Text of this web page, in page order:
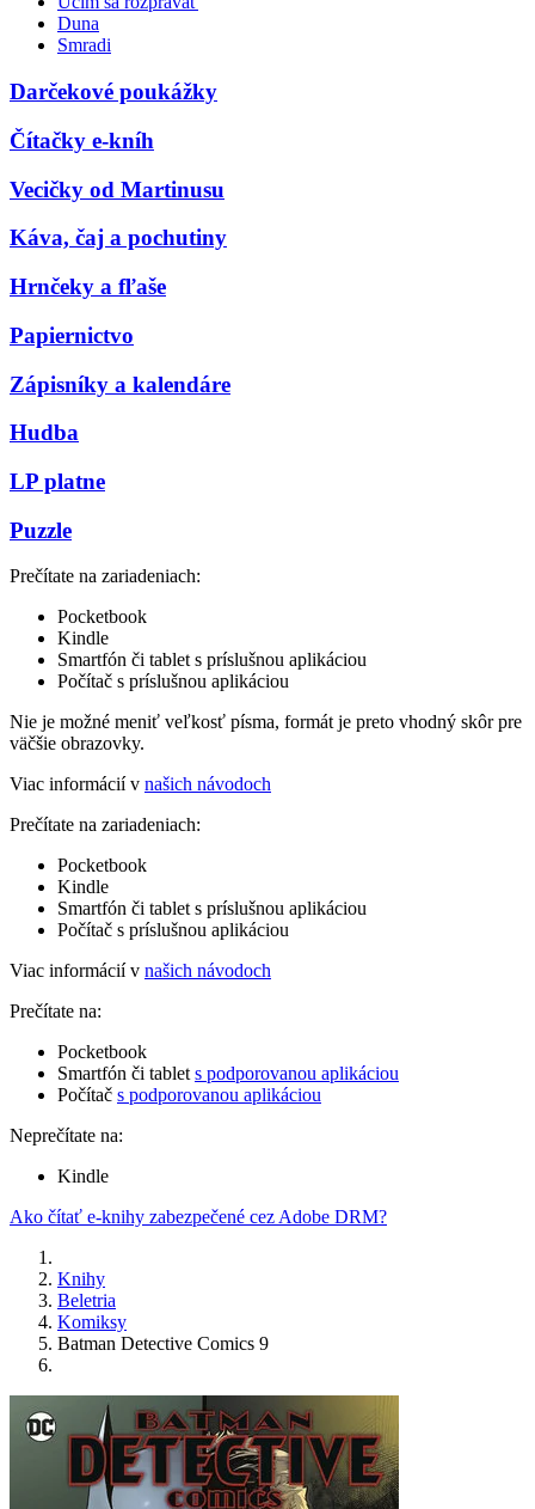
Duna
Smradi
Darčekové poukážky
Čítačky e-kníh
Vecičky od Martinusu
Káva, čaj a pochutiny
Hrnčeky a fľaše
Papiernictvo
Zápisníky a kalendáre
Hudba
LP platne
Puzzle
Prečítate na zariadeniach:
Pocketbook
Kindle
Smartfón či tablet s príslušnou aplikáciou
Počítač s príslušnou aplikáciou
Nie je možné meniť veľkosť písma, formát je preto vhodný skôr pre
väčšie obrazovky.
Viac informácií v našich návodoch
Prečítate na zariadeniach:
Pocketbook
Kindle
Smartfón či tablet s príslušnou aplikáciou
Počítač s príslušnou aplikáciou
Viac informácií v našich návodoch
Prečítate na:
Pocketbook
Smartfón či tablet s podporovanou aplikáciou
Počítač s podporovanou aplikáciou
Neprečítate na:
Kindle
Ako čítať e-knihy zabezpečené cez Adobe DRM?
Knihy
Beletria
Komiksy
Batman Detective Comics 9